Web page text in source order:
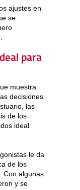
ajustes en
se
para
muestra
decisiones
las
de los
ideal
le da
de los
Con algunas
y se